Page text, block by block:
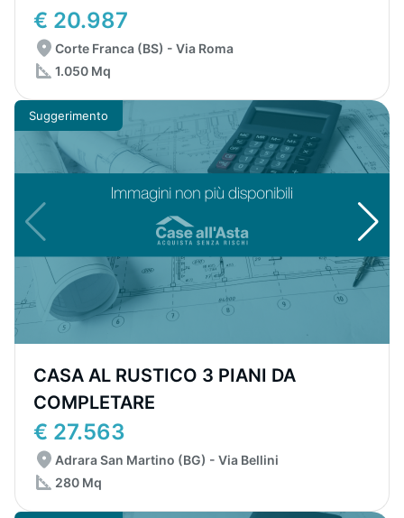
€ 20.987
Corte Franca (BS) - Via Roma
1.050 Mq
Suggerimento
CASA AL RUSTICO 3 PIANI DA
COMPLETARE
€ 27.563
Adrara San Martino (BG) - Via Bellini
280 Mq